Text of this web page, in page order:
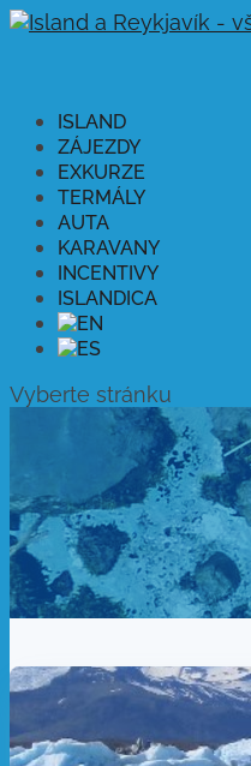
ISLAND
ZÁJEZDY
EXKURZE
TERMÁLY
AUTA
KARAVANY
INCENTIVY
ISLANDICA
Vyberte stránku